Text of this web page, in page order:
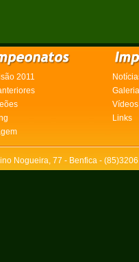
2011
Vídeos
Links
Nogueira, 77 - Benfica -